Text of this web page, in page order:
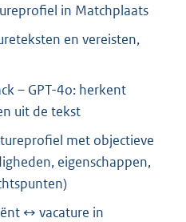
in Matchplaats
en vereisten,
– GPT-4o: herkent
uit de tekst
met objectieve
eigenschappen,
↔ vacature in